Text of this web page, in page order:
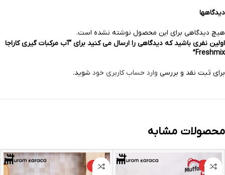
دیدگاهها
هیچ دیدگاهی برای این محصول نوشته نشده است.
اولین نفری باشید که دیدگاهی را ارسال می کنید برای “آب مرکبات گیری کاراجا
Freshmix”
برای ثبت نقد و بررسی وارد حساب کاربری خود شوید.
محصولات مشابه
-25%
-24%